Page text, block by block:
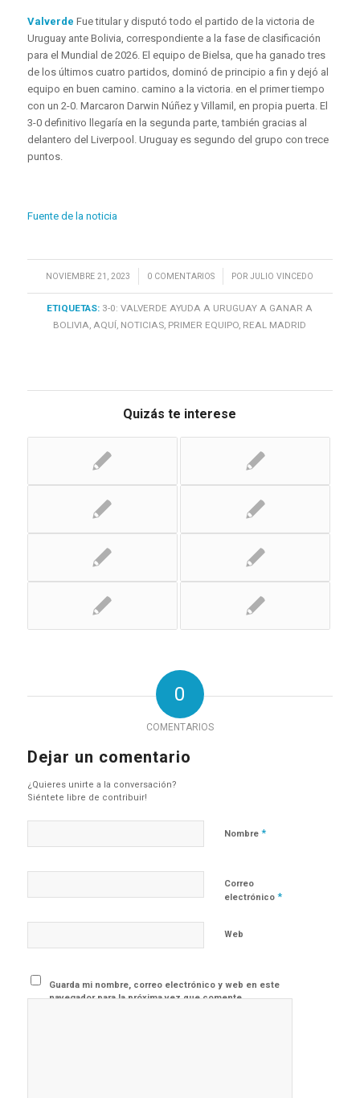
Valverde Fue titular y disputó todo el partido de la victoria de
Uruguay ante Bolivia, correspondiente a la fase de clasificación
para el Mundial de 2026. El equipo de Bielsa, que ha ganado tres
de los últimos cuatro partidos, dominó de principio a fin y dejó al
equipo en buen camino. camino a la victoria. en el primer tiempo
con un 2-0. Marcaron Darwin Núñez y Villamil, en propia puerta. El
3-0 definitivo llegaría en la segunda parte, también gracias al
delantero del Liverpool. Uruguay es segundo del grupo con trece
puntos.
Fuente de la noticia
NOVIEMBRE 21, 2023
/ 0 COMENTARIOS
/ PORJULIO VINCEDO
ETIQUETAS: 3-0: VALVERDE AYUDA A URUGUAY A GANAR A
BOLIVIA,AQUÍ, NOTICIAS, PRIMER EQUIPO, REAL MADRID
Quizás te interese
0
COMENTARIOS
Dejar un comentario
¿Quieres unirte a la conversación?
Siéntete libre de contribuir!
Nombre *
Correo
electrónico *
Web
Guarda mi nombre, correo electrónico y web en este
navegador para la próxima vez que comente.